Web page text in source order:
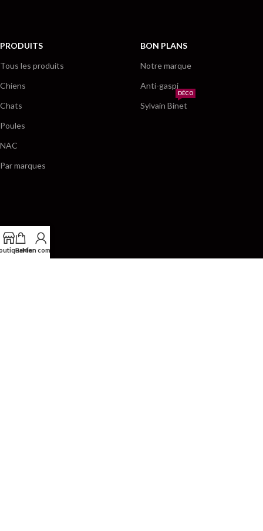
PRODUITS
Tous les produits
Chiens
Chats
Poules
NAC
Par marques
BON PLANS
Notre marque
Anti-gaspi
Sylvain Binet
DÉCO
Panier
Mon compte